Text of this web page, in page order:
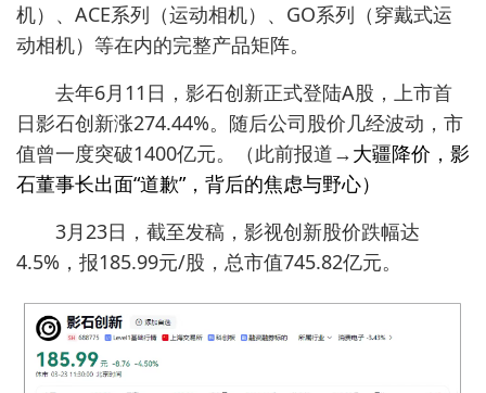
机）、ACE系列（运动相机）、GO系列（穿戴式运
动相机）等在内的完整产品矩阵。
去年6月11日，影石创新正式登陆A股，上市首
日影石创新涨274.44%。随后公司股价几经波动，市
值曾一度突破1400亿元。（此前报道→大疆降价，影
石董事长出面“道歉”，背后的焦虑与野心）
3月23日，截至发稿，影视创新股价跌幅达
4.5%，报185.99元/股，总市值745.82亿元。